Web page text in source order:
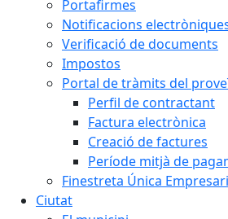
Portafirmes
Notificacions
Verificació de documents
Impostos
Portal de tràmits del
Perfil de contractant
Factura electrònica
Creació de factures
Període mitjà de
Finestreta Única
Ciutat